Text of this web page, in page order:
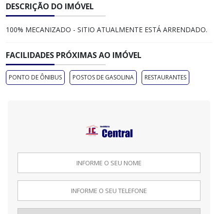
DESCRIÇÃO DO IMÓVEL
100% MECANIZADO - SITIO ATUALMENTE ESTÁ ARRENDADO.
FACILIDADES PRÓXIMAS AO IMÓVEL
PONTO DE ÔNIBUS POSTOS DE GASOLINA RESTAURANTES